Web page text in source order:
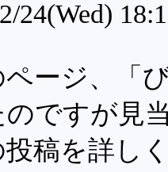
24(Wed)
ージ、「
のですが見
稿を詳し